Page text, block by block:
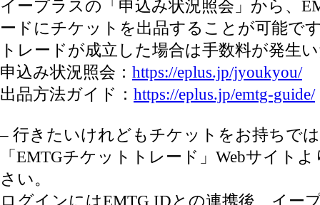
イープラスの「申込み状況照会」から、
ードにチケットを出品することが可能で
トレードが成立した場合は手数料が発生
申込み状況照会： https://eplus.jp/jyoukyou/
出品方法ガイド： https://eplus.jp/emtg-guide/
– 行きたいけれどもチケットをお持ちで
「EMTGチケットトレード」Webサイト
さい。
ログインにはEMTG IDとの連携後、イー